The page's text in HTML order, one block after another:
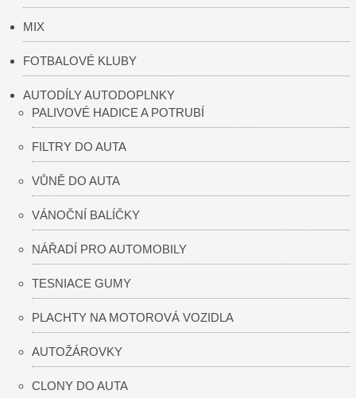
MIX
FOTBALOVÉ KLUBY
AUTODÍLY AUTODOPLNKY
PALIVOVÉ HADICE A POTRUBÍ
FILTRY DO AUTA
VŮNĚ DO AUTA
VÁNOČNÍ BALÍČKY
NÁŘADÍ PRO AUTOMOBILY
TESNIACE GUMY
PLACHTY NA MOTOROVÁ VOZIDLA
AUTOŽÁROVKY
CLONY DO AUTA